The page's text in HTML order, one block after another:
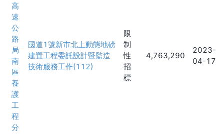
高
速
公
路
局
南
區
養
護
工
程
分
國道1號新市北上動態地磅
建置工程委託設計暨監造
技術服務工作(112)
限
制
性
招
標
4,763,290
2023-
04-17